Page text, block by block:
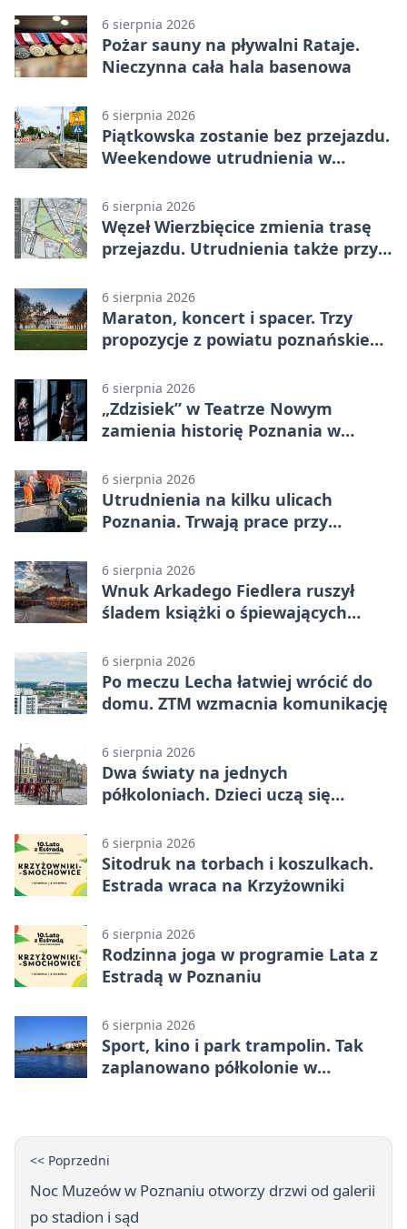
6 sierpnia 2026
Pożar sauny na pływalni Rataje.
Nieczynna cała hala basenowa
6 sierpnia 2026
Piątkowska zostanie bez przejazdu.
Weekendowe utrudnienia w
6 sierpnia 2026
Węzeł Wierzbięcice zmienia trasę
przejazdu. Utrudnienia także przy
6 sierpnia 2026
Maraton, koncert i spacer. Trzy
propozycje z powiatu poznańskiego
6 sierpnia 2026
„Zdzisiek” w Teatrze Nowym
zamienia historię Poznania w
6 sierpnia 2026
Utrudnienia na kilku ulicach
Poznania. Trwają prace przy
6 sierpnia 2026
Wnuk Arkadego Fiedlera ruszył
śladem książki o śpiewających
6 sierpnia 2026
Po meczu Lecha łatwiej wrócić do
domu. ZTM wzmacnia komunikację
6 sierpnia 2026
Dwa światy na jednych
półkoloniach. Dzieci uczą się
6 sierpnia 2026
Sitodruk na torbach i koszulkach.
Estrada wraca na Krzyżowniki
6 sierpnia 2026
Rodzinna joga w programie Lata z
Estradą w Poznaniu
6 sierpnia 2026
Sport, kino i park trampolin. Tak
zaplanowano półkolonie w
<< Poprzedni
Noc Muzeów w Poznaniu otworzy drzwi od galerii
po stadion i sąd